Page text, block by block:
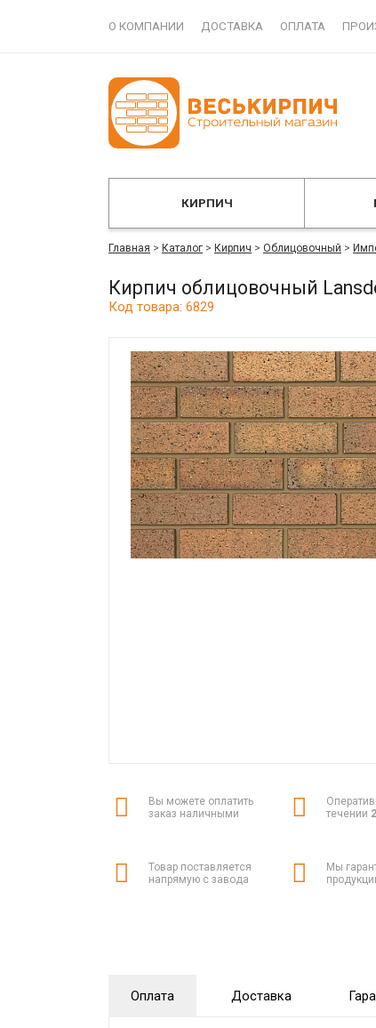
О КОМПАНИИ ДОСТАВКА ОПЛАТА
КИРПИЧ
Главная > Каталог > Кирпич > Облицовочный >
Кирпич облицовочный
Код товара: 6829
Вы можете оплатить
заказ наличными
течении
Товар поставляется
напрямую с завода
Мы
Оплата Доставка